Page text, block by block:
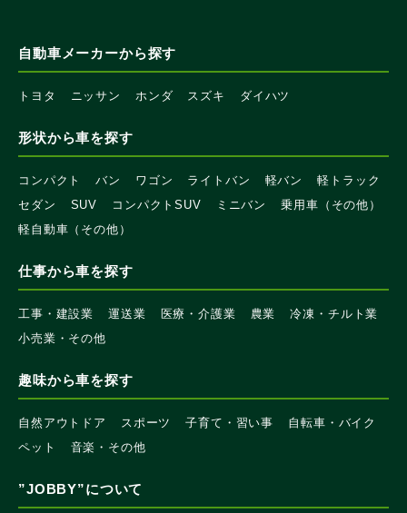
自動車メーカーから探す
トヨタ ニッサン ホンダ スズキ ダイハツ
形状から車を探す
コンパクト バン ワゴン ライトバン 軽バン
軽トラック
セダン
SUV コンパクトSUV ミニバン
乗用車（その他）
軽自動車（その他）
仕事から車を探す
工事・建設業 運送業 医療・介護業 農業
冷凍・チルト業
小売業・その他
趣味から車を探す
自然アウトドア スポーツ 子育て・習い事
自転車・バイク
ペット
音楽・その他
”JOBBY”について